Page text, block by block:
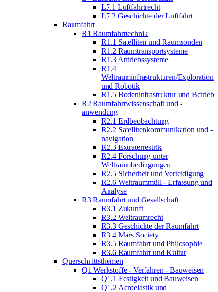
L7.1 Luftfahrtrecht
L7.2 Geschichte der Luftfahrt
Raumfahrt
R1 Raumfahrttechnik
R1.1 Satelliten und Raumsonden
R1.2 Raumtransportsysteme
R1.3 Antriebssysteme
R1.4
Weltrauminfrastrukturen/Exploration
und Robotik
R1.5 Bodeninfrastruktur und Betrieb
R2 Raumfahrtwissenschaft und -
anwendung
R2.1 Erdbeobachtung
R2.2 Satellitenkommunikation und -
navigation
R2.3 Extraterrestrik
R2.4 Forschung unter
Weltraumbedingungen
R2.5 Sicherheit und Verteidigung
R2.6 Weltraummüll - Erfassung und
Analyse
R3 Raumfahrt und Gesellschaft
R3.1 Zukunft
R3.2 Weltraumrecht
R3.3 Geschichte der Raumfahrt
R3.4 Mars Society
R3.5 Raumfahrt und Philosophie
R3.6 Raumfahrt und Kultur
Querschnittsthemen
Q1 Werkstoffe - Verfahren - Bauweisen
Q1.1 Festigkeit und Bauweisen
Q1.2 Aeroelastik und